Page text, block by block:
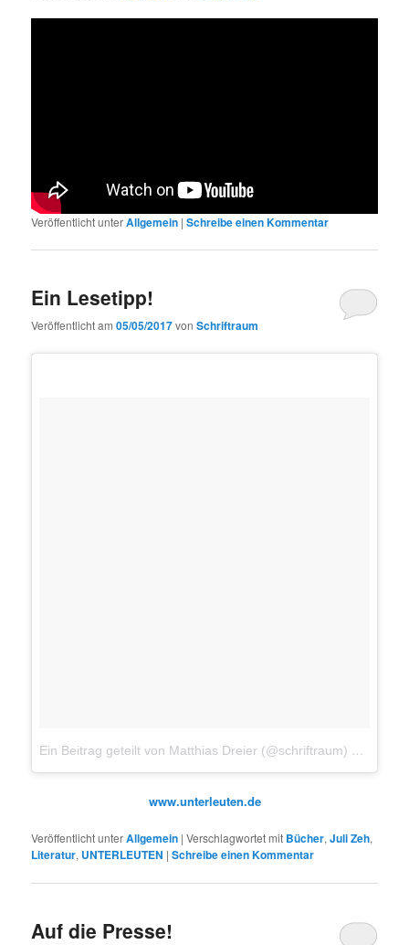
Veröffentlicht unterAllgemein |Schreibe einen Kommentar
Ein Lesetipp!
Veröffentlicht am05/05/2017vonSchriftraum
Ein Beitrag geteilt von Matthias Dreier (@schriftraum)
www.unterleuten.de
Veröffentlicht unterAllgemein |Verschlagwortet mit Bücher,Juli Zeh,
Literatur, UNTERLEUTEN |Schreibe einen Kommentar
Auf die Presse!